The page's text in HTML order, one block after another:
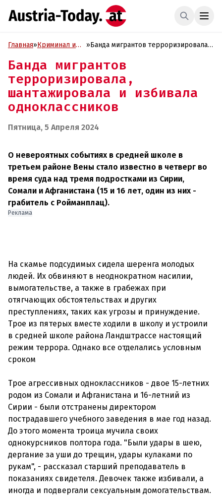
Главная»Криминал и
»Банда мигрантов терроризировала,
одноклассников
Банда мигрантов
терроризировала,
шантажировала и избивала
одноклассников
Пятница, 5 Апреля 2024
О невероятных событиях в средней школе в
третьем районе Вены стало известно в четверг во
время суда над тремя подростками из Сирии,
Сомали и Афганистана (15 и 16 лет, один из них -
грабитель с Ройманплац).
Реклама
На скамье подсудимых сидела шеренга молодых
людей. Их обвиняют в неоднократном насилии,
вымогательстве, а также в грабежах при
отягчающих обстоятельствах и других
преступлениях, таких как угрозы и принуждение.
Трое из пятерых вместе ходили в школу и устроили
в средней школе района Ландштрассе настоящий
режим террора. Однако все отделались условным
сроком
Трое агрессивных одноклассников - двое 15-летних
родом из Сомали и Афганистана и 16-летний из
Сирии - были отстранены директором
пострадавшего учебного заведения в мае год назад.
До этого момента троица мучила своих
однокурсников полтора года. "Были удары в шею,
дергание за уши до трещин, удары кулаками по
рукам", - рассказал старший преподаватель в
показаниях свидетеля. Девочек также избивали, а
иногда и подвергали сексуальным домогательствам.